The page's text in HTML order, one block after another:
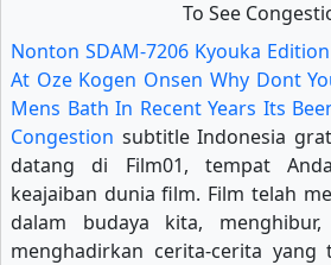
Nonton SDAM-7206 Kyouka
At Oze Kogen Onsen Why Dont
Mens Bath In Recent Years Its
Congestion subtitle Indonesia
datang di Film01, tempat
keajaiban dunia film. Film telah
dalam budaya kita,
menghadirkan cerita-cerita